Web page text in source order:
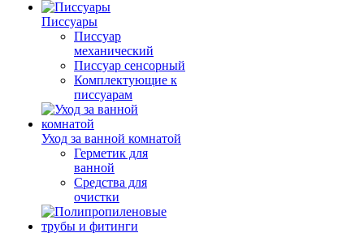
Писсуары
Писсуар
механический
Писсуар сенсорный
Комплектующие к
писсуарам
Уход за ванной комнатой
Герметик для
ванной
Средства для
очистки